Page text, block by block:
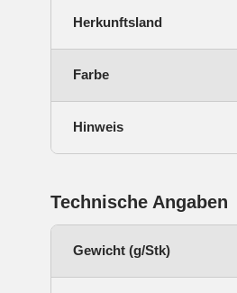
Herkunftsland
Farbe
Hinweis
Technische Angaben
Gewicht (g/Stk)